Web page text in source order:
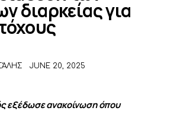
TEAM
διαρκείας για
JUNE 20, 2025
εξέδωσε ανακοίνωση όπου